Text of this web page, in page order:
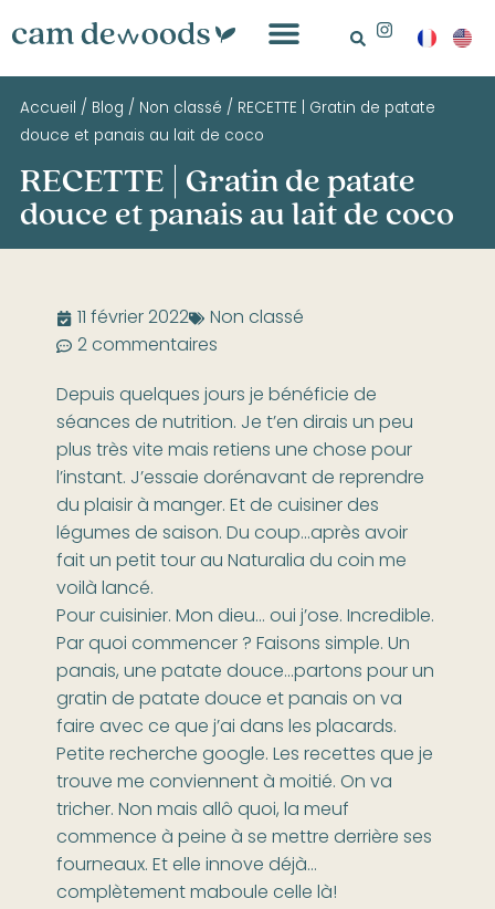
Accueil / Blog / Non classé / RECETTE | Gratin de patate
douce et panais au lait de coco
RECETTE | Gratin de patate
douce et panais au lait de coco
11 février 2022
Non classé
2 commentaires
Depuis quelques jours je bénéficie de
séances de nutrition. Je t’en dirais un peu
plus très vite mais retiens une chose pour
l’instant. J’essaie dorénavant de reprendre
du plaisir à manger. Et de cuisiner des
légumes de saison. Du coup…après avoir
fait un petit tour au Naturalia du coin me
voilà lancé.
Pour cuisinier. Mon dieu… oui j’ose. Incredible.
Par quoi commencer ? Faisons simple. Un
panais, une patate douce…partons pour un
gratin de patate douce et panais on va
faire avec ce que j’ai dans les placards.
Petite recherche google. Les recettes que je
trouve me conviennent à moitié. On va
tricher. Non mais allô quoi, la meuf
commence à peine à se mettre derrière ses
fourneaux. Et elle innove déjà…
complètement maboule celle là!